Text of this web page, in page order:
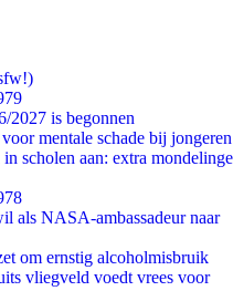
2027 is begonnen
mentale schade bij jongeren
scholen aan: extra mondelinge
als NASA-ambassadeur naar
om ernstig alcoholmisbruik
vliegveld voedt vrees voor